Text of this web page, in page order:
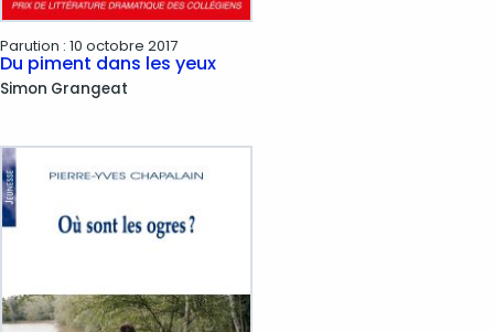
Parution : 10 octobre 2017
Du piment dans les yeux
Simon Grangeat